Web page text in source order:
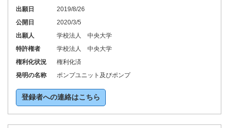
出願日
2019/8/26
公開日
2020/3/5
出願人
学校法人 中央大学
特許権者
学校法人 中央大学
権利化状況
権利化済
発明の名称
ポンプユニット及びポンプ
登録者への連絡はこちら